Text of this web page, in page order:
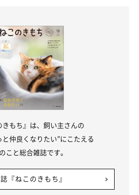
きもち』は、飼い主さんの
と仲良くなりたい”にこたえる
こと総合雑誌です。
『ねこのきもち』